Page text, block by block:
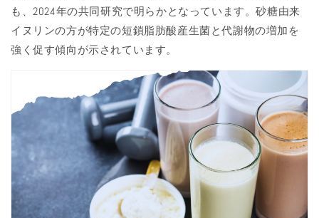
も、2024年の共同研究で明らかとなっています。砂糖由来
イヌリンの方が特定の短鎖脂肪酸産生菌と代謝物の増加を
強く促す傾向が示されています。